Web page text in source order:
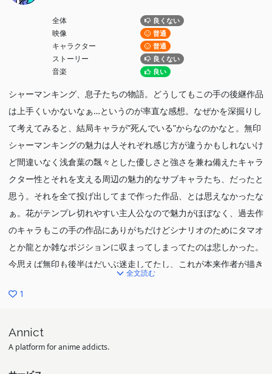
全体 良くない
映像 普通
キャラクター 普通
ストーリー 良くない
音楽 良い
シャーマンキング、息子たちの物語。どうしてもこの手の後継作品
は上手くいかないなぁ…というのが率直な感想。なぜかを深掘りし
て考えてみると、結局キャラが”死んでいる”からなのかなと。無印
シャーマンキングの魅力は人それぞれ感じ方が違うかもしれないけ
ど間違いなく浅倉葉の飄々とした優しさと強さを兼ね備えたキャラ
クター性とそれを支える周辺の魅力的なサブキャラたち、だったと
思う。それを全て投げ出してまで作った作品、とは思えなかったな
ぁ。花がテンプレ切れやすい主人公なので魅力がほぼなく、過去作
のキャラもこの手の作品にありがちだけどシナリオのためにタマオ
とか龍とか雑なポジションに収まってしまってたのは悲しかった。
今思えば無印も後半はだいぶ迷走してたし、これが本来作者が描き
たかったことなのかな…とも思う。最終回で語ってたけど花の境遇
の地獄っぷりには多少同情の余地はある...のかな？？？もうわかん
次世代の物語系の成功例は現れるのだろうか
全文読む
1
Annict
A platform for anime addicts.